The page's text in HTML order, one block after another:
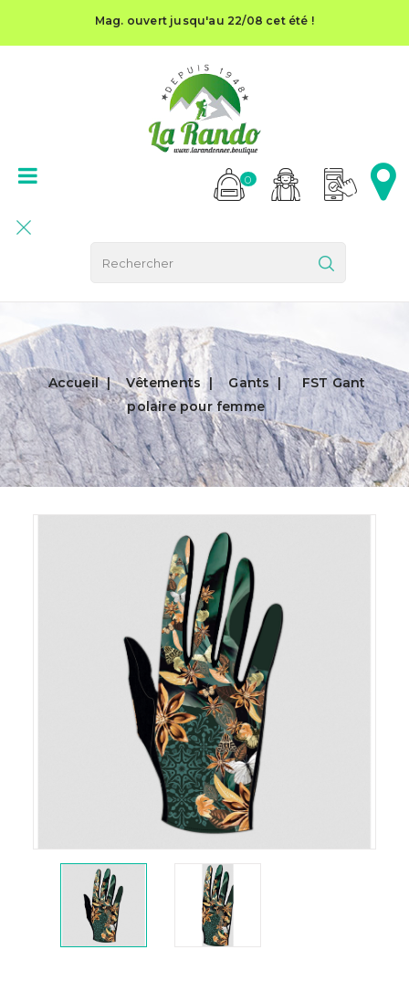
Mag. ouvert jusqu'au 22/08 cet été !
0
Accueil Vêtements Gants
FST Gant
polaire pour femme